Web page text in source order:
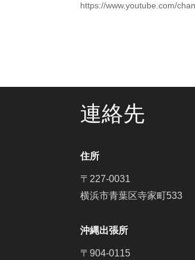
https://www.youtube.com/
連絡先
住所
〒227-0031
横浜市青葉区寺家町533
沖縄出張所
〒904-0115